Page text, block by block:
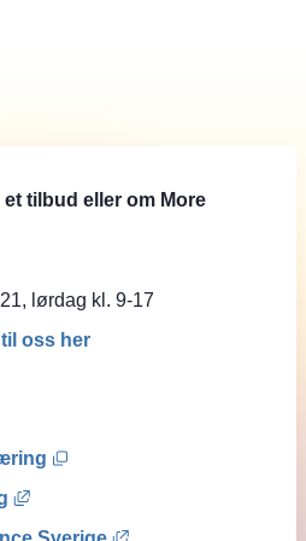
tilbud eller om More
lørdag kl. 9-17
oss her
Lenke til et annet nettsted,